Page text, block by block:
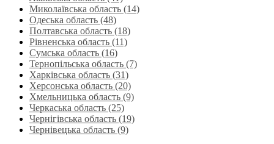
Миколаївська область‎ (14)
Одеська область‎ (48)
Полтавська область (18)
Рівненська область‎ (11)
Сумська область‎ (16)
Тернопільська область‎ (7)
Харківська область‎ (31)
Херсонська область‎ (20)
Хмельницька область‎ (9)
Черкаська область‎ (25)
Чернігівська область (19)
Чернівецька область (9)